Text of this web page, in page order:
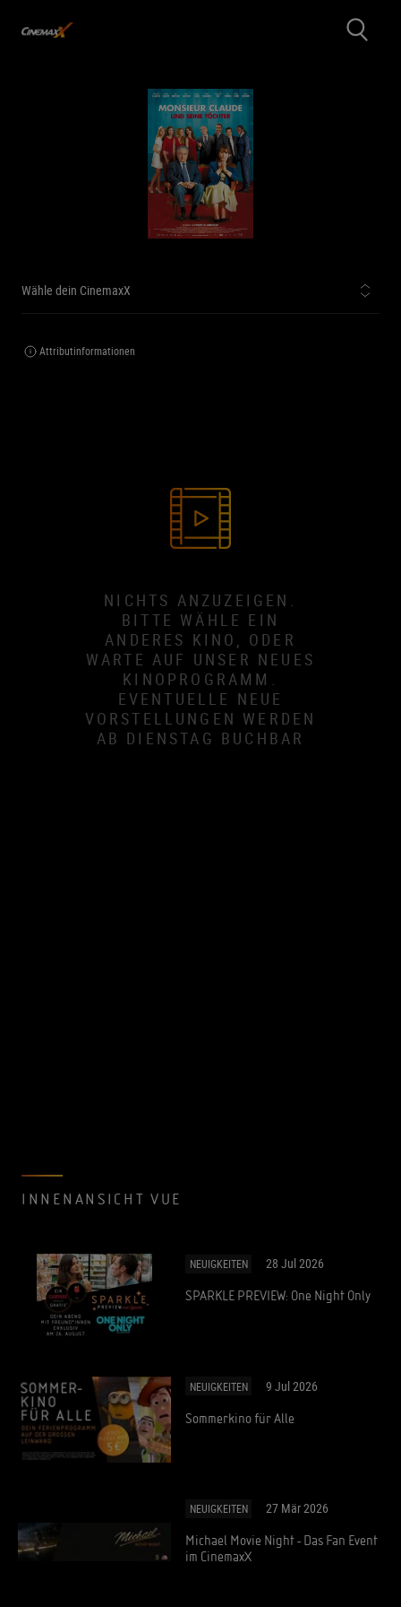
Wähle dein CinemaxX
Attributinformationen
NICHTS ANZUZEIGEN.
BITTE WÄHLE EIN
ANDERES KINO, ODER
WARTE AUF UNSER NEUES
KINOPROGRAMM.
EVENTUELLE NEUE
VORSTELLUNGEN WERDEN
AB DIENSTAG BUCHBAR
INNENANSICHT VUE
NEUIGKEITEN 28 Jul 2026
SPARKLE PREVIEW: One Night Only
NEUIGKEITEN 9 Jul 2026
Sommerkino für Alle
NEUIGKEITEN 27 Mär 2026
Michael Movie Night - Das Fan Event
im CinemaxX